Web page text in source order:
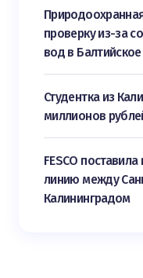
проверку из-за
вод в
Студентка из
миллионов
FESCO
линию между
Калининградом